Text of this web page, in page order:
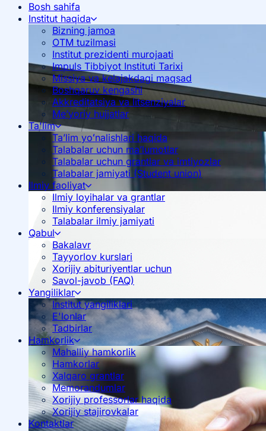
Bosh sahifa
Institut haqida
Bizning jamoa
OTM tuzilmasi
Institut prezidenti murojaati
Impuls Tibbiyot Instituti Tarixi
Missiya va kelajakdagi maqsad
Boshqaruv kengashi
Akkreditatsiya va litsenziyalar
Me’yoriy hujjatlar
Ta'lim
Ta’lim yoʻnalishlari haqida
Talabalar uchun ma’lumotlar
Talabalar uchun grantlar va imtiyozlar
Talabalar jamiyati (Student union)
Ilmiy faoliyat
Ilmiy loyihalar va grantlar
Ilmiy konferensiyalar
Talabalar ilmiy jamiyati
Qabul
Bakalavr
Tayyorlov kurslari
Xorijiy abituriyentlar uchun
Savol-javob (FAQ)
Yangiliklar
Institut yangiliklari
E'lonlar
Tadbirlar
Hamkorlik
Mahalliy hamkorlik
Hamkorlar
Xalqaro grantlar
Memorandumlar
Xorijiy professorlar haqida
Xorijiy stajirovkalar
Kontaktlar